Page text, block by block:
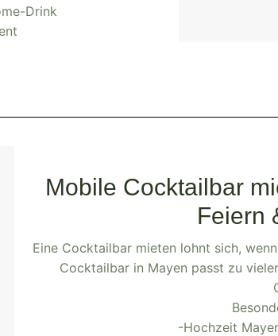
Drink
Mobile Cocktailbar
Feiern
Eine Cocktailbar mieten lohnt sich,
Cocktailbar in Mayen passt zu
-Hochzeit